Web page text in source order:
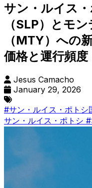
サン・ルイス
（SLP）とモ
（MTY）への
価格と運行頻度
Jesus Camacho
January 29, 2026
#サン・ルイス・ポトシ
サン・ルイス・ポトシ